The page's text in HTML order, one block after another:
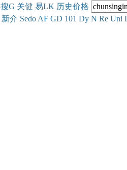
搜G 关健 易LK 历史价格
新介 Sedo AF GD 101 Dy N Re Uni